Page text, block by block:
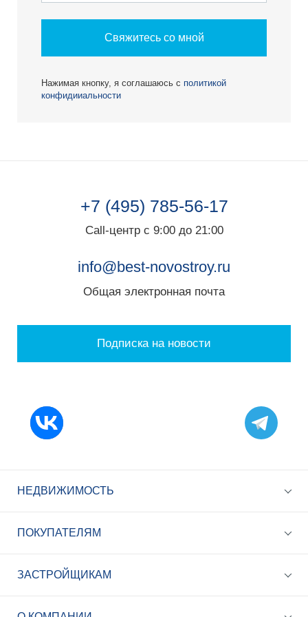
+7 (495) 785-56-17
Свяжитесь со мной
Нажимая кнопку, я соглашаюсь с политикой
конфидииальности
+7 (495) 785-56-17
Call-центр с 9:00 до 21:00
info@best-novostroy.ru
Общая электронная почта
Подписка на новости
НЕДВИЖИМОСТЬ
ПОКУПАТЕЛЯМ
ЗАСТРОЙЩИКАМ